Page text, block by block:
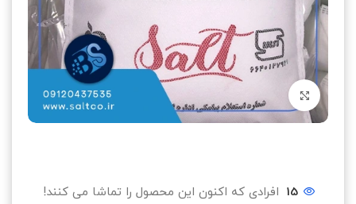
15 افرادی که اکنون این محصول را تماشا می کنند!